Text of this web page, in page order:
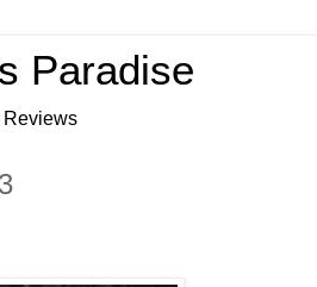
Paradise
Reviews